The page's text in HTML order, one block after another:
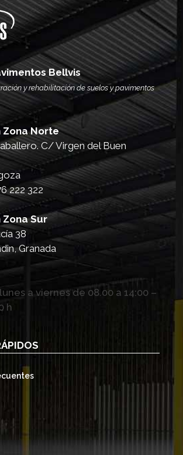
Bellvis
y rehabilitación de suelos y pavimentos
Zona Norte
C/ Virgen del Buen
222 322
Sur
38
Granada
a viernes de 08.00 a 14:00 –
h